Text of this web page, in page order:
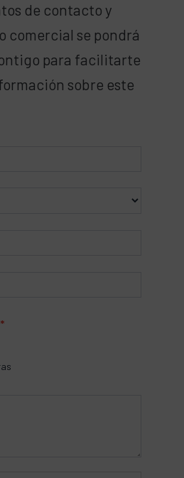
de contacto y
comercial se pondrá
para facilitarte
sobre este
*